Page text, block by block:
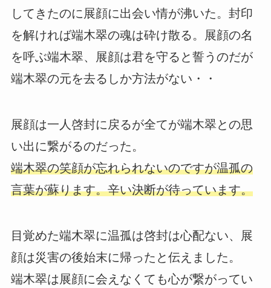
してきたのに展顔に出会い情が沸いた。封印
を解ければ端木翠の魂は砕け散る。展顔の名
を呼ぶ端木翠、展顔は君を守ると誓うのだが
端木翠の元を去るしか方法がない・・
展顔は一人啓封に戻るが全てが端木翠との思
い出に繋がるのだった。
端木翠の笑顔が忘れられないのですが温孤の
言葉が蘇ります。辛い決断が待っています。
目覚めた端木翠に温孤は啓封は心配ない、展
顔は災害の後始末に帰ったと伝えました。
端木翠は展顔に会えなくても心が繋がってい